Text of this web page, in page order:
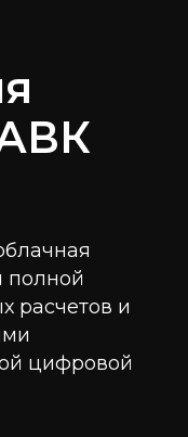
полной
расчетов и
цифровой